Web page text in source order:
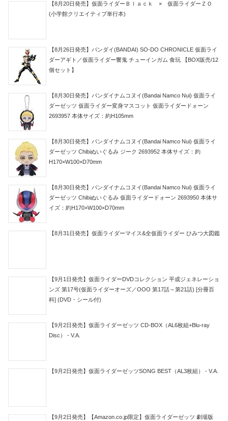
【8月20日発売】仮面ライダーＢｌａｃｋ × 仮面ライダーＺＯ
(小学館クリエイティブ単行本)
【8月26日発売】バンダイ(BANDAI) SO-DO CHRONICLE 仮面ライ
ダーアギト／仮面ライダー響鬼 チューインガム 食玩 【BOX販売/12
個セット】
【8月30日発売】バンダイナムコヌイ(Bandai Namco Nui) 仮面ライ
ダーゼッツ 仮面ライダー変身マスコット 仮面ライダードォーン
2693957 本体サイズ：約H105mm
【8月30日発売】バンダイナムコヌイ(Bandai Namco Nui) 仮面ライ
ダーゼッツ Chibiぬいぐるみ ジーク 2693952 本体サイズ：約
H170×W100×D70mm
【8月30日発売】バンダイナムコヌイ(Bandai Namco Nui) 仮面ライ
ダーゼッツ Chibiぬいぐるみ 仮面ライダードォーン 2693950 本体サ
イズ：約H170×W100×D70mm
【8月31日発売】仮面ライダーマイス&全仮面ライダー ひみつ大図鑑
【9月1日発売】仮面ライダーDVDコレクション 平成ジェネレーショ
ンズ 第17号(仮面ライダーオーズ／OOO 第17話～第21話) [分冊百
科] (DVD・シール付)
【9月2日発売】仮面ライダーゼッツ CD-BOX（AL6枚組+Blu-ray
Disc） - V.A.
【9月2日発売】仮面ライダーゼッツSONG BEST（AL3枚組） - V.A.
【9月2日発売】【Amazon.co.jp限定】仮面ライダーゼッツ 劇場版